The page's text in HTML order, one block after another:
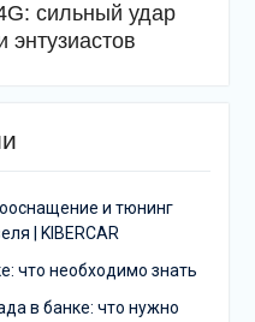
сильный удар
энтузиастов
и тюнинг
| KIBERCAR
что необходимо знать
в банке: что нужно